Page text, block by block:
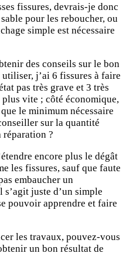
fissures, devrais-je donc
pour les reboucher, ou
simple est nécessaire
des conseils sur le bon
j’ai 6 fissures à faire
pas très grave et 3 très
vite ; côté économique,
le minimum nécessaire
sur la quantité
réparation ?
encore plus le dégât
les fissures, sauf que faute
embaucher un
juste d’un simple
pouvoir apprendre et faire
les travaux, pouvez-vous
un bon résultat de